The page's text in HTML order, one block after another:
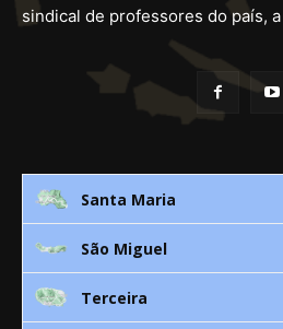
sindical de professores do país, a
Santa Maria
Rua 3. Leandres Chaves, 12C
São Miguel
Av. D. João lll, bloco A, nº10 – 3º
Terceira